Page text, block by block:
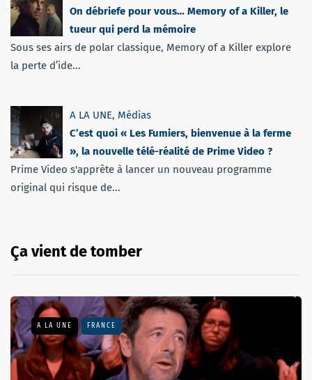
On débriefe pour vous… Memory of a Killer, le
tueur qui perd la mémoire
Sous ses airs de polar classique, Memory of a Killer explore
la perte d’ide...
A LA UNE, Médias
C’est quoi « Les Fumiers, bienvenue à la ferme
», la nouvelle télé-réalité de Prime Video ?
Prime Video s'apprête à lancer un nouveau programme
original qui risque de...
Ça vient de tomber
A LA UNE FRANCE